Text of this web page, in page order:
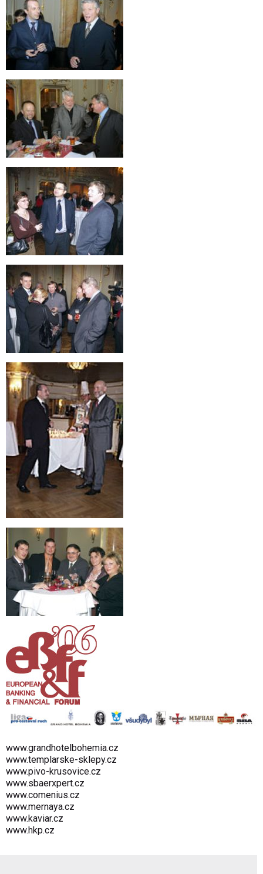
www.grandhotelbohemia.cz
www.templarske-sklepy.cz
www.pivo-krusovice.cz
www.sbaerxpert.cz
www.comenius.cz
www.mernaya.cz
www.kaviar.cz
www.hkp.cz